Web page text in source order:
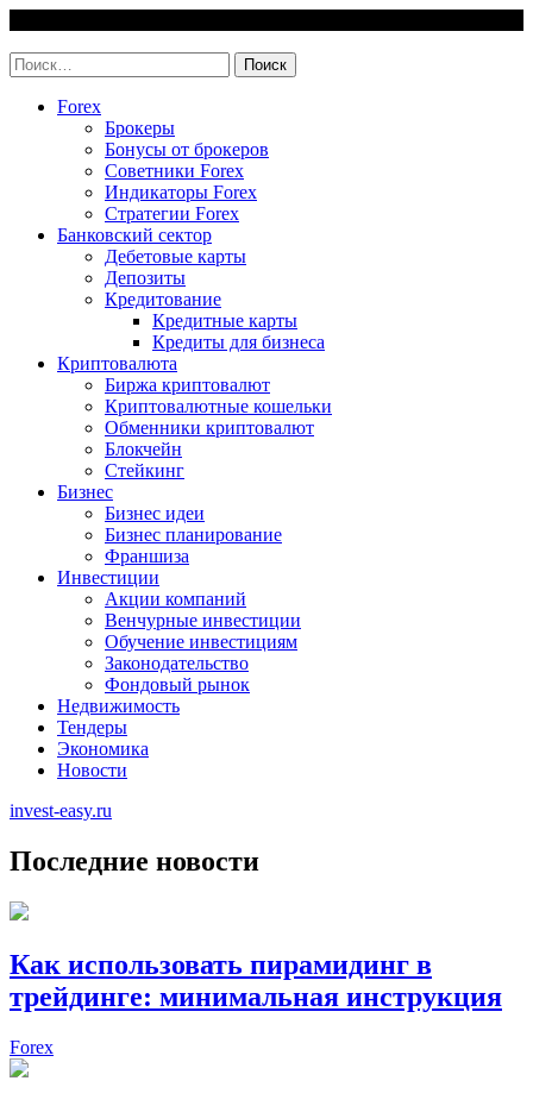
content
Найти:
Forex
Брокеры
Бонусы от брокеров
Советники Forex
Индикаторы Forex
Стратегии Forex
Банковский сектор
Дебетовые карты
Депозиты
Кредитование
Кредитные карты
Кредиты для бизнеса
Криптовалюта
Биржа криптовалют
Криптовалютные кошельки
Обменники криптовалют
Блокчейн
Стейкинг
Бизнес
Бизнес идеи
Бизнес планирование
Франшиза
Инвестиции
Акции компаний
Венчурные инвестиции
Обучение инвестициям
Законодательство
Фондовый рынок
Недвижимость
Тендеры
Экономика
Новости
invest-easy.ru
Последние новости
Как использовать пирамидинг в
трейдинге: минимальная инструкция
Forex